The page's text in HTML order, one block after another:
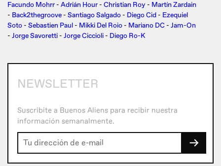
Facundo Mohrr - Adrián Hour - Christian Roy - Martín Zardain
- Back2thegroove - Santiago Salgado - Diego Cid - Ezequiel
Soto - Sebastien Paul - Mikki Del Roio - Mariano DC - Jam-On
- Jorge Savoretti - Jorge Ciccioli - Diego Ro-K
NEWSLETTER
Suscribite a Buenos Aliens para recibir nuestra
información semanalmente.
→